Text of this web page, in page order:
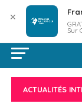
ACTUALITÉS
✕
Sur